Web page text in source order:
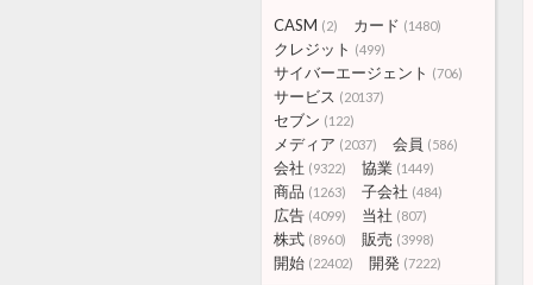
CASM (2) カード (1480)
クレジット (499)
サイバーエージェント (706)
サービス (20137)
セブン (122)
メディア (2037) 会員 (586)
会社 (9322) 協業 (1449)
商品 (1263) 子会社 (484)
広告 (4099) 当社 (807)
株式 (8960) 販売 (3998)
開始 (22402) 開発 (7222)